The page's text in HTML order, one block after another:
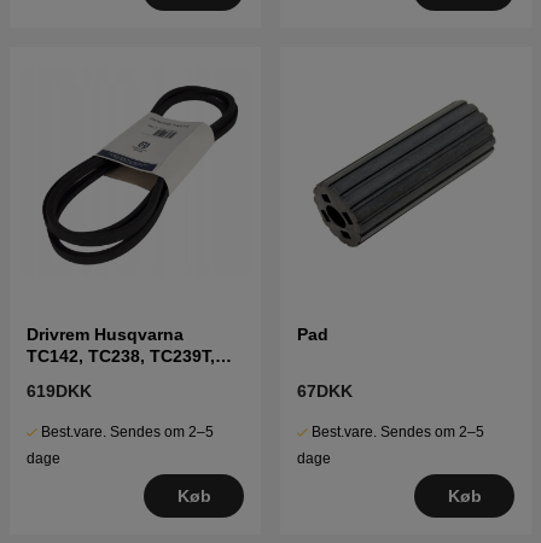
Drivrem Husqvarna
TC142, TC238, TC239T,
619DKK
Best.vare. Sendes om 2–5
dage
Køb
Pad
67DKK
Best.vare. Sendes om 2–5
dage
Køb